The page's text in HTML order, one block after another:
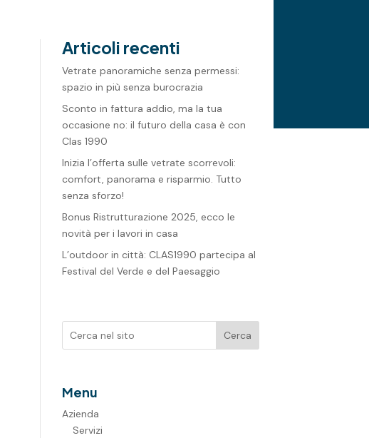
Articoli recenti
Vetrate panoramiche senza permessi:
spazio in più senza burocrazia
Sconto in fattura addio, ma la tua
occasione no: il futuro della casa è con
Clas 1990
Inizia l’offerta sulle vetrate scorrevoli:
comfort, panorama e risparmio. Tutto
senza sforzo!
Bonus Ristrutturazione 2025, ecco le
novità per i lavori in casa
L’outdoor in città: CLAS1990 partecipa al
Festival del Verde e del Paesaggio
Cerca
Menu
Azienda
Servizi